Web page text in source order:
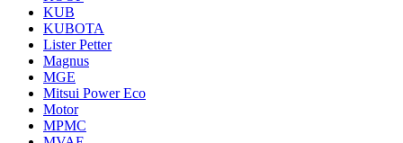
KUB
KUBOTA
Lister Petter
Magnus
MGE
Mitsui Power Eco
Motor
MPMC